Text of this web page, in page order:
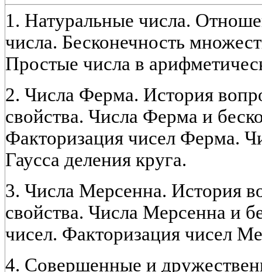
1. Натуральные числа.
числа. Бесконечность
Простые числа в
2. Числа Ферма. История
свойства. Числа Ферма и
Факторизация чисел Ферма.
Гаусса деления круга.
3. Числа Мерсенна. История
свойства. Числа Мерсенна и
чисел. Факторизация чисел
4. Совершенные и